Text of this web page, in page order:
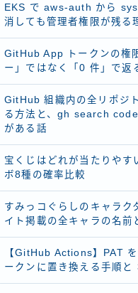
EKS で aws-auth から
消しても管理者権限が残る
GitHub App トークンの権
ー」ではなく「0 件」で返
GitHub 組織内の全リポジ
る方法と、gh search
がある話
宝くじはどれが当たりやす
ボ8種の確率比較
すみっコぐらしのキャラク
イト掲載の全キャラの名前
【GitHub Actions】PAT
ークンに置き換える手順と